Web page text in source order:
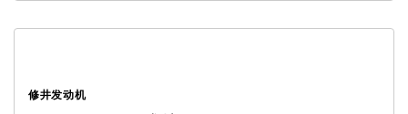
修井发动机